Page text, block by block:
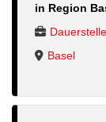
in Region
Basel